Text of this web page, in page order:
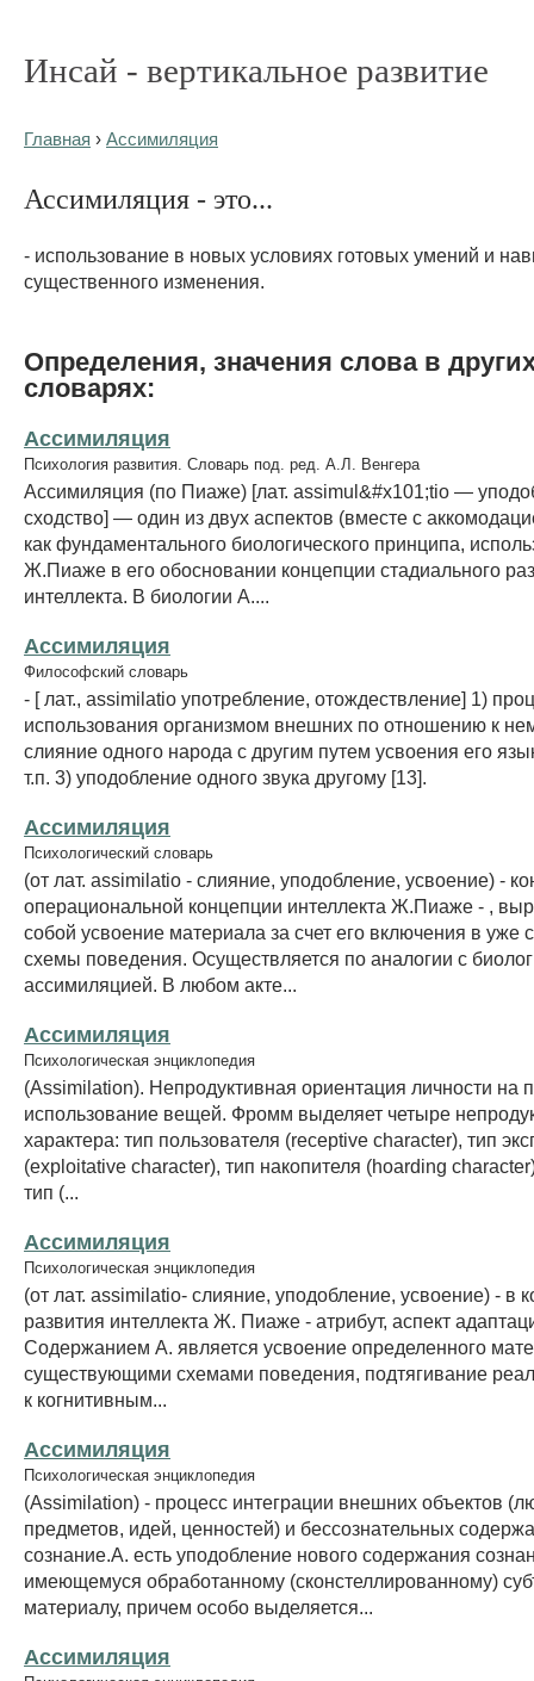
Инсай - вертикальное развитие
Главная › Ассимиляция
Ассимиляция - это...
- использование в новых условиях готовых умений и
существенного изменения.
Определения, значения слова в
словарях:
Ассимиляция
Психология развития. Словарь под. ред. А.Л. Венгера
Ассимиляция (по Пиаже) [лат. assimul&#x101;tio —
сходство] — один из двух аспектов (вместе с
как фундаментального биологического принципа,
Ж.Пиаже в его обосновании концепции стадиального
интеллекта. В биологии А....
Ассимиляция
Философский словарь
- [ лат., assimilatio употребление, отождествление] 1)
использования организмом внешних по отношению к
слияние одного народа с другим путем усвоения его
т.п. 3) уподобление одного звука другому [13].
Ассимиляция
Психологический словарь
(от лат. assimilatio - слияние, уподобление, усвоение) -
операциональной концепции интеллекта Ж.Пиаже - ,
собой усвоение материала за счет его включения в
схемы поведения. Осуществляется по аналогии с
ассимиляцией. В любом акте...
Ассимиляция
Психологическая энциклопедия
(Assimilation). Непродуктивная ориентация личности на
использование вещей. Фромм выделяет четыре
характера: тип пользователя (receptive character), тип
(exploitative character), тип накопителя (hoarding
тип (...
Ассимиляция
Психологическая энциклопедия
(от лат. assimilatio- слияние, уподобление, усвоение) - в
развития интеллекта Ж. Пиаже - атрибут, аспект
Содержанием А. является усвоение определенного
существующими схемами поведения, подтягивание
к когнитивным...
Ассимиляция
Психологическая энциклопедия
(Assimilation) - процесс интеграции внешних объектов
предметов, идей, ценностей) и бессознательных
сознание.А. есть уподобление нового содержания
имеющемуся обработанному (сконстеллированному)
материалу, причем особо выделяется...
Ассимиляция